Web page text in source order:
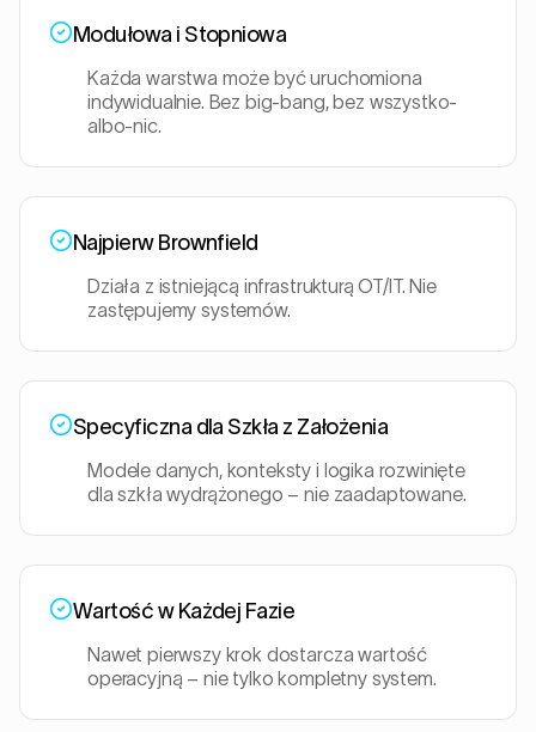
Modułowa i Stopniowa
Każda warstwa może być uruchomiona
indywidualnie. Bez big-bang, bez wszystko-
albo-nic.
Najpierw Brownfield
Działa z istniejącą infrastrukturą OT/IT. Nie
zastępujemy systemów.
Specyficzna dla Szkła z Założenia
Modele danych, konteksty i logika rozwinięte
dla szkła wydrążonego – nie zaadaptowane.
Wartość w Każdej Fazie
Nawet pierwszy krok dostarcza wartość
operacyjną – nie tylko kompletny system.